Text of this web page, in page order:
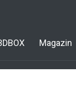
Magazin